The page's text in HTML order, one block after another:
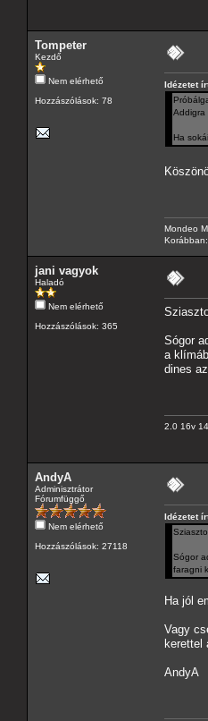
Tompeter
Kezdő
Nem elérhető
Hozzászólások: 78
Idézetet
Addigra
Ha
Mondeo
jani vagyok
Haladó
Nem elérhető
Hozzászólások: 365
Sógor
a
dines
2.0 16v
AndyA
Adminisztrátor
Fórumfüggő
Nem elérhető
Hozzászólások: 27118
Idézetet
Sógor
faragni
Ha jól
Vagy
kerettel
AndyA